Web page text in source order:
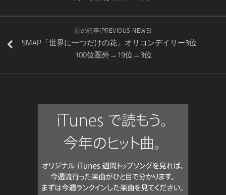
前の記事(PREVIOUS NEWS)
SMAP「世界に一つだけの花」オリコンデイリー3位
100位圏外→19位→3位